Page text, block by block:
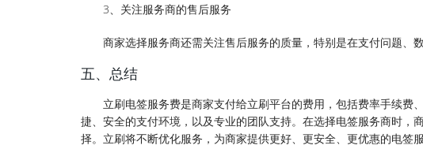
3、关注服务商的售后服务
商家选择服务商还需关注售后服务的质量，特别是在支付问题、
五、总结
立刷电签服务费是商家支付给立刷平台的费用，包括费率手续
捷、安全的支付环境，以及专业的团队支持。在选择电签服务商时
择。立刷将不断优化服务，为商家提供更好、更安全、更优惠的电签服